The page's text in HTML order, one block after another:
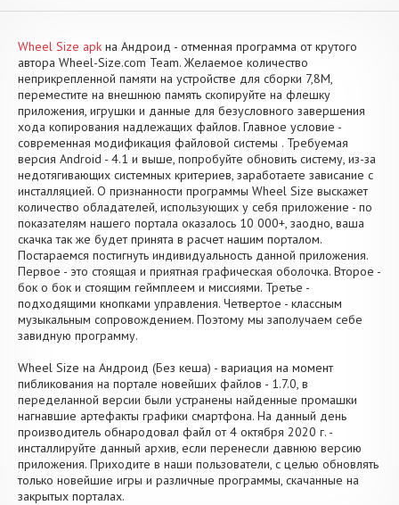
Wheel Size apk на Андроид - отменная программа от крутого
автора Wheel-Size.com Team. Желаемое количество
неприкрепленной памяти на устройстве для сборки 7,8M,
переместите на внешнюю память скопируйте на флешку
приложения, игрушки и данные для безусловного завершения
хода копирования надлежащих файлов. Главное условие -
современная модификация файловой системы . Требуемая
версия Android - 4.1 и выше, попробуйте обновить систему, из-за
недотягивающих системных критериев, заработаете зависание с
инсталляцией. О признанности программы Wheel Size выскажет
количество обладателей, использующих у себя приложение - по
показателям нашего портала оказалось 10 000+, заодно, ваша
скачка так же будет принята в расчет нашим порталом.
Постараемся постигнуть индивидуальность данной приложения.
Первое - это стоящая и приятная графическая оболочка. Второе -
бок о бок и стоящим геймплеем и миссиями. Третье -
подходящими кнопками управления. Четвертое - классным
музыкальным сопровождением. Поэтому мы заполучаем себе
завидную программу.
Wheel Size на Андроид (Без кеша) - вариация на момент
пибликования на портале новейших файлов - 1.7.0, в
переделанной версии были устранены найденные промашки
нагнавшие артефакты графики смартфона. На данный день
производитель обнародовал файл от 4 октября 2020 г. -
инсталлируйте данный архив, если перенесли давнюю версию
приложения. Приходите в наши пользователи, с целью обновлять
только новейшие игры и различные программы, скачанные на
закрытых порталах.